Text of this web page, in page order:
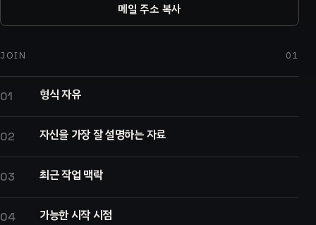
메일 주소 복사
JOIN 01
01 형식 자유
02 자신을 가장 잘 설명하는 자료
03 최근 작업 맥락
04 가능한 시작 시점